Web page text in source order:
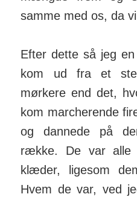
samme med os, da
Efter dette så jeg
kom ud fra et
mørkere end det,
kom marcherende
og dannede på
række. De var
klæder, ligesom
Hvem de var, ved